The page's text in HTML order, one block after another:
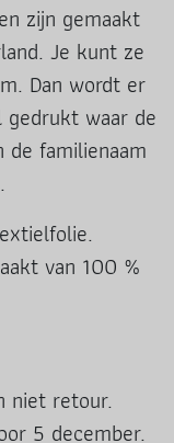
zijn gemaakt
Je kunt ze
Dan wordt er
gedrukt waar de
de familienaam
van 100 %
niet retour.
5 december.